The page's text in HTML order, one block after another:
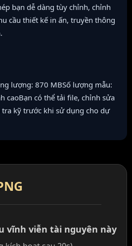
bạn dễ dàng tùy chỉnh, chỉnh
cầu thiết kế in ấn, truyền thông
lượng: 870 MBSố lượng mẫu:
caoBạn có thể tải file, chỉnh sửa
tra kỹ trước khi sử dụng cho dự
vĩnh viễn tài nguyên này